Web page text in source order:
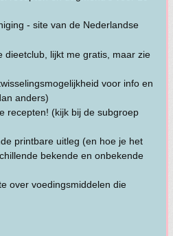
- site van de Nederlandse
dieetclub, lijkt me gratis, maar zie
voor info en
anders)
recepten! (kijk bij de subgroep
printbare uitleg (en hoe je het
bekende en onbekende
over voedingsmiddelen die